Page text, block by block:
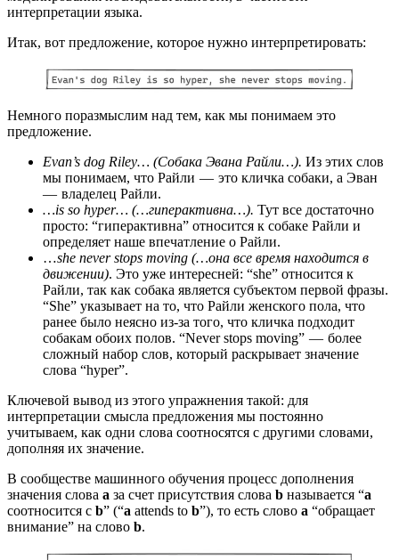
интерпретации языка.
Итак, вот предложение, которое нужно интерпретировать:
Немного поразмыслим над тем, как мы понимаем это
предложение.
Evan’s dog Riley… (Собака Эвана Райли…). Из этих слов
мы понимаем, что Райли — это кличка собаки, а Эван
— владелец Райли.
…is so hyper… (…гиперактивна…). Тут все достаточно
просто: “гиперактивна” относится к собаке Райли и
определяет наше впечатление о Райли.
…she never stops moving (…она все время находится в
движении). Это уже интересней: “she” относится к
Райли, так как собака является субъектом первой фразы.
“She” указывает на то, что Райли женского пола, что
ранее было неясно из-за того, что кличка подходит
собакам обоих полов. “Never stops moving” — более
сложный набор слов, который раскрывает значение
слова “hyper”.
Ключевой вывод из этого упражнения такой: для
интерпретации смысла предложения мы постоянно
учитываем, как одни слова соотносятся с другими словами,
дополняя их значение.
В сообществе машинного обучения процесс дополнения
значения слова a за счет присутствия слова b называется “a
соотносится с b” (“a attends to b”), то есть слово a “обращает
внимание” на слово b.